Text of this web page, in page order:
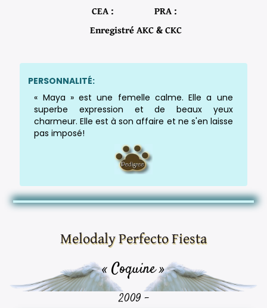
CEA :
PRA :
Enregistré AKC & CKC
PERSONNALITÉ:
« Maya » est une femelle calme. Elle a une
superbe expression et de beaux yeux
charmeur. Elle est à son affaire et ne s'en laisse
pas imposé!
Melodaly Perfecto Fiesta
« Coquine »
2009 -